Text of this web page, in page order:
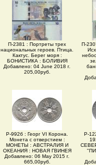
П-2381 : Портреты трех
национальных героев. Птица.
Кактус. Берег моря :
БОНИСТИКА : БОЛИВИЯ
Добавлено: 04 June 2018 г.
205,00руб.
П-
Р-992б : Георг VI Корона.
Монета с отверстием :
МОНЕТЫ : АВСТРАЛИЯ И
ОКЕАНИЯ : НОВАЯ ГВИНЕЯ
Добавлено: 06 May 2015 г.
665,00руб.
Р-